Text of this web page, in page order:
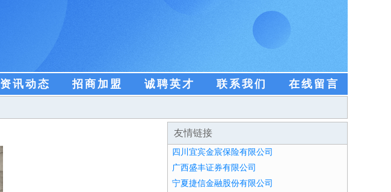
资讯动态 招商加盟 诚聘英才 联系我们 在线留言
友情链接
四川宜宾金宸保险有限公司
广西盛丰证券有限公司
宁夏捷信金融股份有限公司